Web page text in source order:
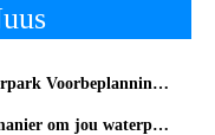
Voorbeplanning moet omvattend wees
om jou waterpark te bevorder